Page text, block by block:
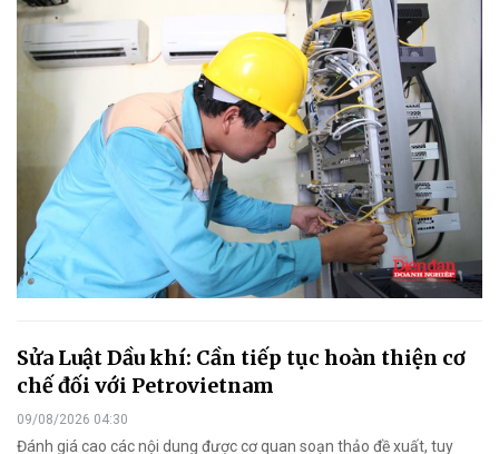
Sửa Luật Dầu khí: Cần tiếp tục hoàn thiện cơ
chế đối với Petrovietnam
09/08/2026 04:30
Đánh giá cao các nội dung được cơ quan soạn thảo đề xuất, tuy